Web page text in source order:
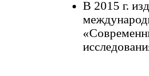
В 2015 г.